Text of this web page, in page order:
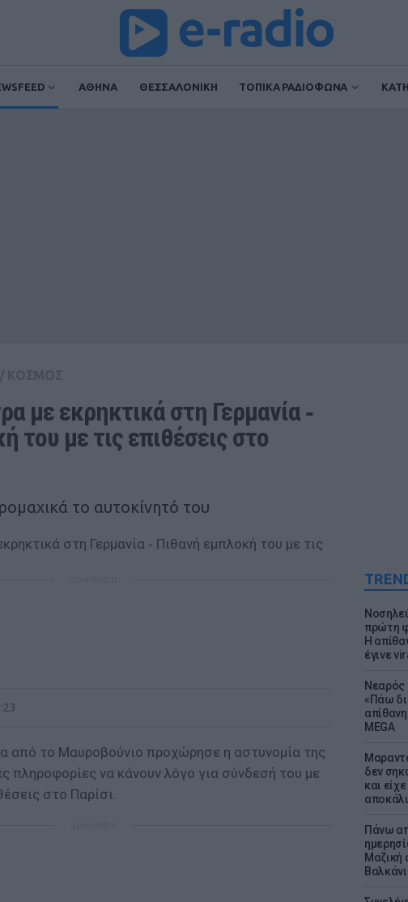
ΑΘΗΝΑ ΘΕΣΣΑΛΟΝΙΚΗ ΤΟΠΙΚΑ ΡΑΔΙΟΦΩΝΑ
πρώτη
Η
έγινε
Νεαρός
«Πάω
MEGA
δεν
και
Πάνω
Μαζική
με εκρηκτικά στη Γερμανία ‑
του με τις επιθέσεις στο
το αυτοκίνητό του
από το Μαυροβούνιο προχώρησε η αστυνομία της
πληροφορίες να κάνουν λόγο για σύνδεσή του με
στο Παρίσι.